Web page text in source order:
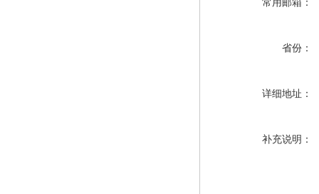
常用邮箱：
省份：
详细地址：
补充说明：